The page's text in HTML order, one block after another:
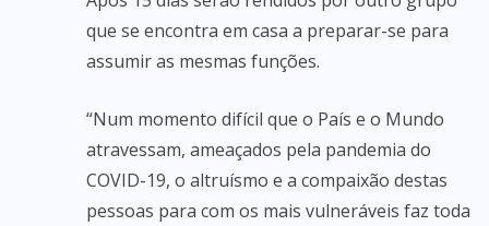
que se encontra em casa a preparar-se para
assumir as mesmas funções.
“Num momento difícil que o País e o Mundo
atravessam, ameaçados pela pandemia do
COVID-19, o altruísmo e a compaixão destas
pessoas para com os mais vulneráveis faz toda